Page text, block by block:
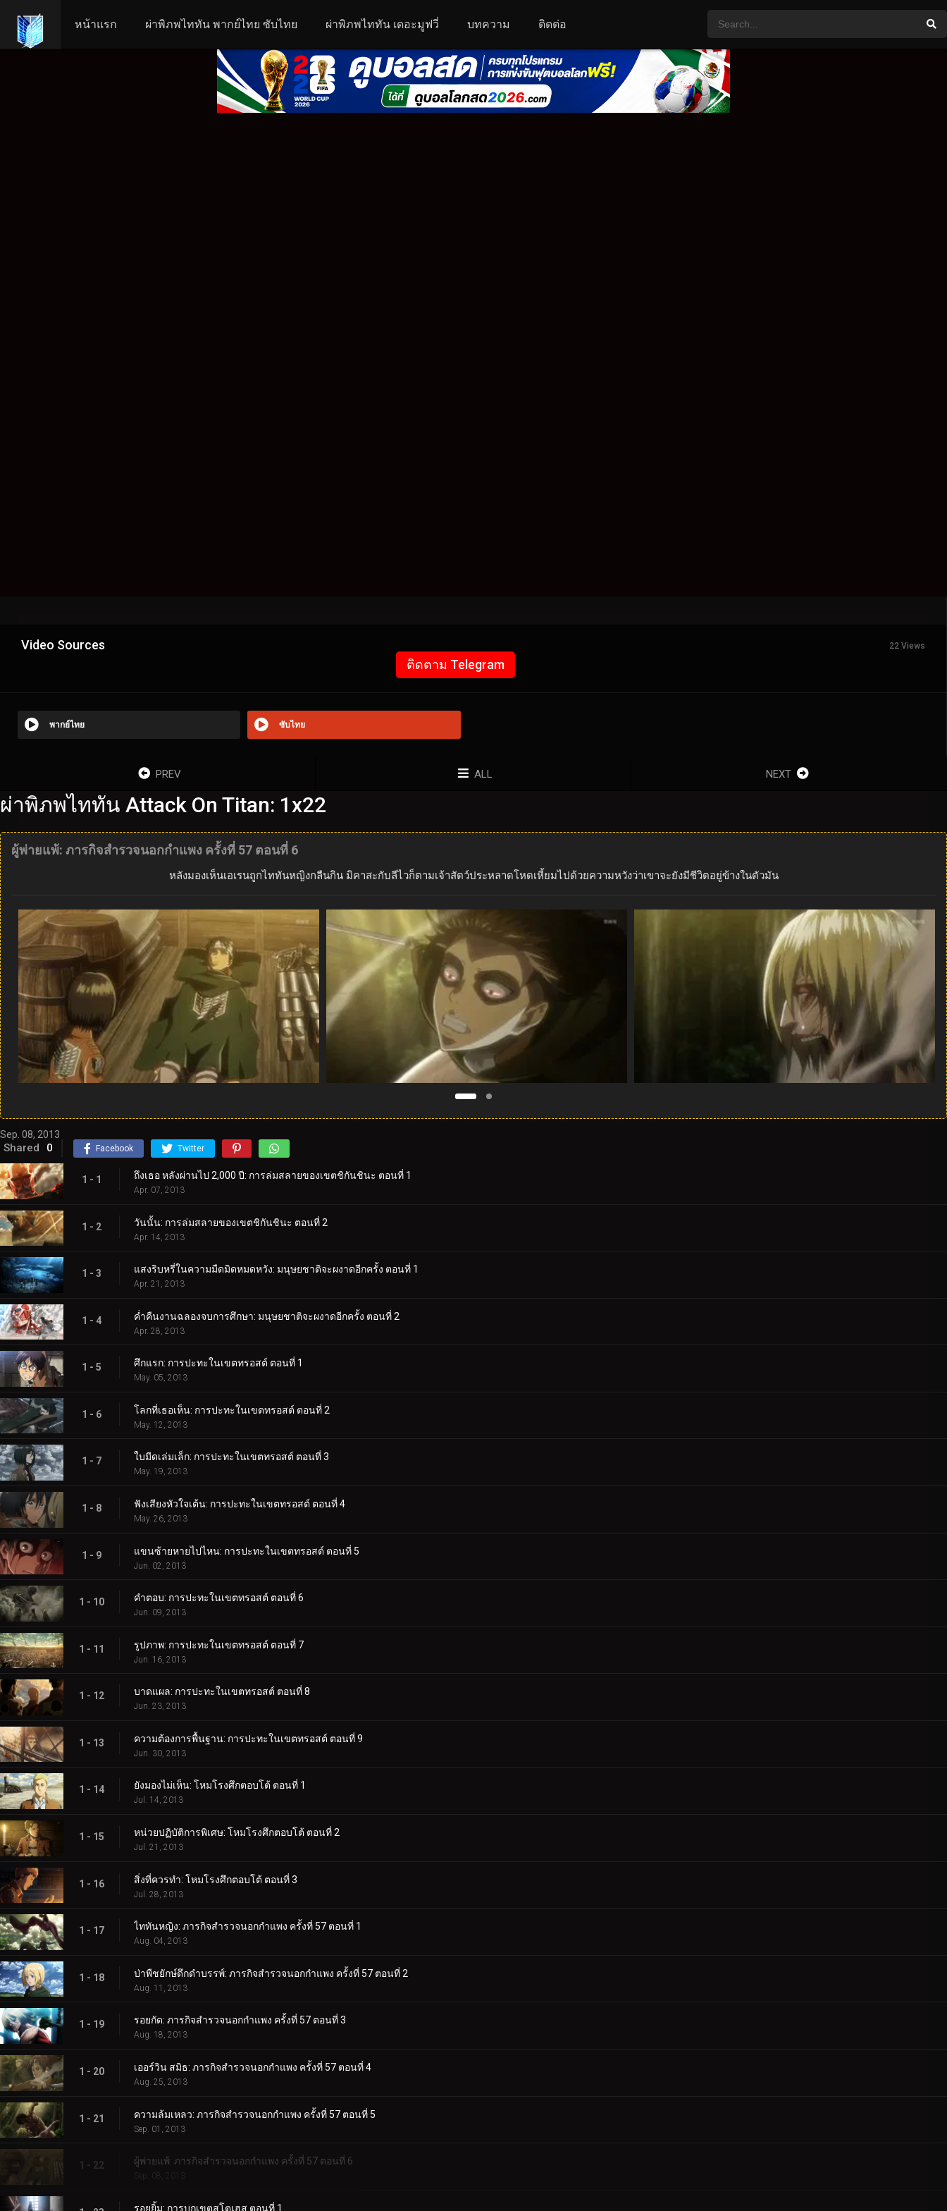
หน้าแรก ผ่าพิภพไททัน พากย์ไทย ซับไทย ผ่าพิภพไททัน เดอะมูฟวี่ บทความ ติดต่อ
Video Sources 22 Views
ติดตาม Telegram
พากย์ไทย ซับไทย
PREV ALL NEXT
ผ่าพิภพไททัน Attack On Titan: 1x22
ผู้พ่ายแพ้: ภารกิจสำรวจนอกกำแพง ครั้งที่ 57 ตอนที่ 6
หลังมองเห็นเอเรนถูกไททันหญิงกลืนกิน มิคาสะกับลีไวก็ตามเจ้าสัตว์ประหลาดโหดเหี้ยมไปด้วยความหวังว่าเขาจะยังมีชีวิตอยู่ข้างในตัวมัน
Sep. 08, 2013
Shared 0 Facebook Twitter
1 - 1 ถึงเธอ หลังผ่านไป 2,000 ปี: การล่มสลายของเขตชิกันชินะ ตอนที่ 1
Apr. 07, 2013
1 - 2 วันนั้น: การล่มสลายของเขตชิกันชินะ ตอนที่ 2
Apr. 14, 2013
1 - 3 แสงริบหรี่ในความมืดมิดหมดหวัง: มนุษยชาติจะผงาดอีกครั้ง ตอนที่ 1
Apr. 21, 2013
1 - 4 ค่ำคืนงานฉลองจบการศึกษา: มนุษยชาติจะผงาดอีกครั้ง ตอนที่ 2
Apr. 28, 2013
1 - 5 ศึกแรก: การปะทะในเขตทรอสต์ ตอนที่ 1
May. 05, 2013
1 - 6 โลกที่เธอเห็น: การปะทะในเขตทรอสต์ ตอนที่ 2
May. 12, 2013
1 - 7 ใบมีดเล่มเล็ก: การปะทะในเขตทรอสต์ ตอนที่ 3
May. 19, 2013
1 - 8 ฟังเสียงหัวใจเต้น: การปะทะในเขตทรอสต์ ตอนที่ 4
May. 26, 2013
1 - 9 แขนซ้ายหายไปไหน: การปะทะในเขตทรอสต์ ตอนที่ 5
Jun. 02, 2013
1 - 10 คำตอบ: การปะทะในเขตทรอสต์ ตอนที่ 6
Jun. 09, 2013
1 - 11 รูปภาพ: การปะทะในเขตทรอสต์ ตอนที่ 7
Jun. 16, 2013
1 - 12 บาดแผล: การปะทะในเขตทรอสต์ ตอนที่ 8
Jun. 23, 2013
1 - 13 ความต้องการพื้นฐาน: การปะทะในเขตทรอสต์ ตอนที่ 9
Jun. 30, 2013
1 - 14 ยังมองไม่เห็น: โหมโรงศึกตอบโต้ ตอนที่ 1
Jul. 14, 2013
1 - 15 หน่วยปฏิบัติการพิเศษ: โหมโรงศึกตอบโต้ ตอนที่ 2
Jul. 21, 2013
1 - 16 สิ่งที่ควรทำ: โหมโรงศึกตอบโต้ ตอนที่ 3
Jul. 28, 2013
1 - 17 ไททันหญิง: ภารกิจสำรวจนอกกำแพง ครั้งที่ 57 ตอนที่ 1
Aug. 04, 2013
1 - 18 ป่าพืชยักษ์ดึกดำบรรพ์: ภารกิจสำรวจนอกกำแพง ครั้งที่ 57 ตอนที่ 2
Aug. 11, 2013
1 - 19 รอยกัด: ภารกิจสำรวจนอกกำแพง ครั้งที่ 57 ตอนที่ 3
Aug. 18, 2013
1 - 20 เออร์วิน สมิธ: ภารกิจสำรวจนอกกำแพง ครั้งที่ 57 ตอนที่ 4
Aug. 25, 2013
1 - 21 ความล้มเหลว: ภารกิจสำรวจนอกกำแพง ครั้งที่ 57 ตอนที่ 5
Sep. 01, 2013
1 - 22 ผู้พ่ายแพ้: ภารกิจสำรวจนอกกำแพง ครั้งที่ 57 ตอนที่ 6
Sep. 08, 2013
รอยยิ้ม: การบุกเขตสโตเฮส ตอนที่ 1